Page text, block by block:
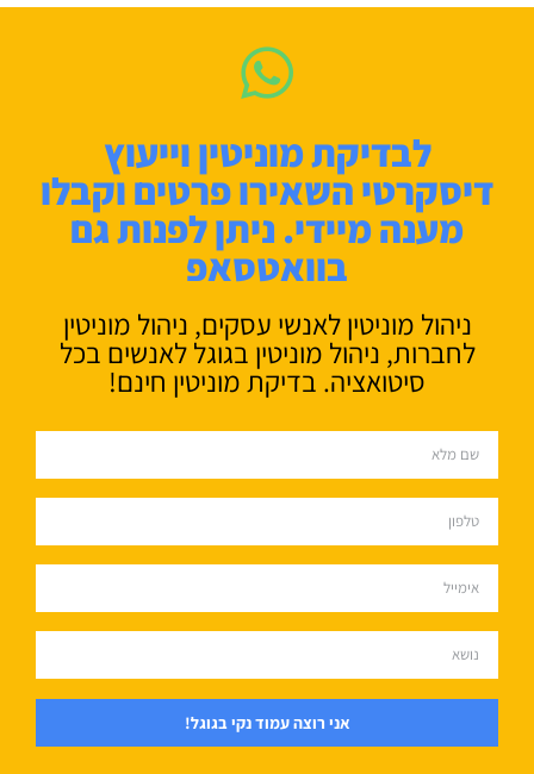
לבדיקת מוניטין וייעוץ
דיסקרטי השאירו פרטים וקבלו
מענה מיידי. ניתן לפנות גם
בוואטסאפ
ניהול מוניטין לאנשי עסקים, ניהול מוניטין
לחברות, ניהול מוניטין בגוגל לאנשים בכל
סיטואציה. בדיקת מוניטין חינם!
אני רוצה עמוד נקי בגוגל!